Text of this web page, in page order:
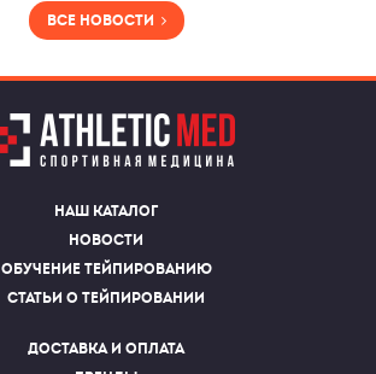
Все новости
Наш каталог
Новости
Обучение тейпированию
Статьи о тейпировании
Доставка и оплата